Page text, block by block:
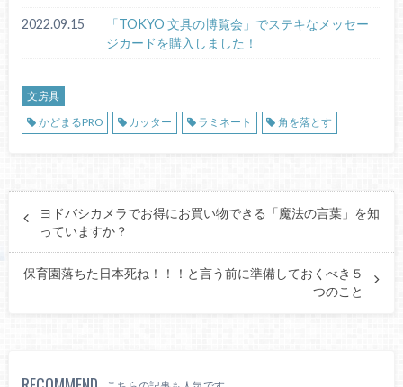
2022.09.15
「TOKYO 文具の博覧会」でステキなメッセー
ジカードを購入しました！
文房具
かどまるPRO
カッター ラミネート 角を落とす
ヨドバシカメラでお得にお買い物できる「魔法の言葉」を知
っていますか？
保育園落ちた日本死ね！！！と言う前に準備しておくべき５
つのこと